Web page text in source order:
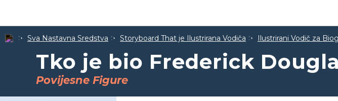
Sva Nastavna Sredstva Storyboard That je Ilustrirana Vodiča Ilustrirani Vodič za
Tko je bio Frederick
Povijesne Figure